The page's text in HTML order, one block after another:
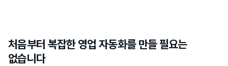
처음부터 복잡한 영업 자동화를 만들 필요는
없습니다